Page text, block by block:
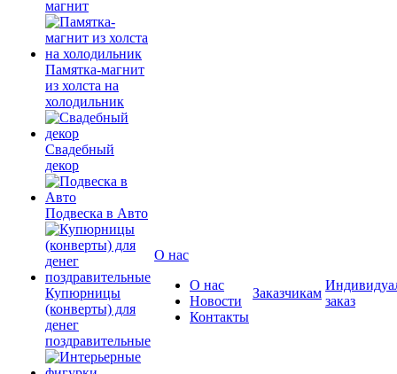
магнит
Памятка-магнит
из холста на
холодильник
Свадебный
декор
Подвеска в Авто
Купюрницы
(конверты) для
денег
поздравительные
О нас
О нас
Новости
Контакты
Заказчикам
заказ